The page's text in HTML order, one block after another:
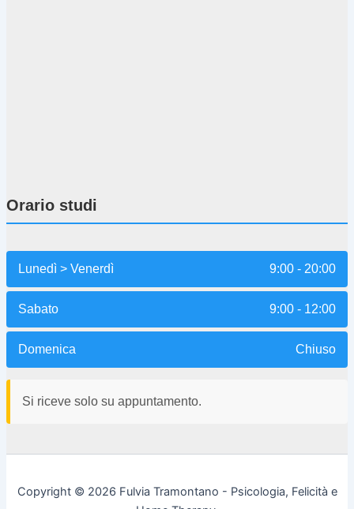
Orario studi
Lunedì > Venerdì 9:00 - 20:00
Sabato 9:00 - 12:00
Domenica Chiuso
Si riceve solo su appuntamento.
Copyright © 2026 Fulvia Tramontano - Psicologia, Felicità e